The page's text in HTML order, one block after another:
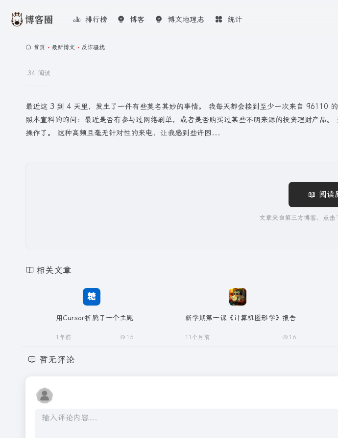
排行榜 博客 博文地理志 统计
首页 • 最新博文 • 反诈骚扰
34 阅读
最近这 3 到 4 天里，发生了一件有些莫名其妙的事情。 我每天都会接到至少一次来自 96110
照本宣科的询问：最近是否有参与过网络刷单，或者是否购买过某些不明来源的投资理财产品
操作了。 这种高频且毫无针对性的来电，让我感到些许困...
📖 阅读
文章来自第三方博客，点
相关文章
用Cursor折腾了一个主题
1年前 15
新学期第一课《计算机图形学》报告
11个月前 16
暂无评论